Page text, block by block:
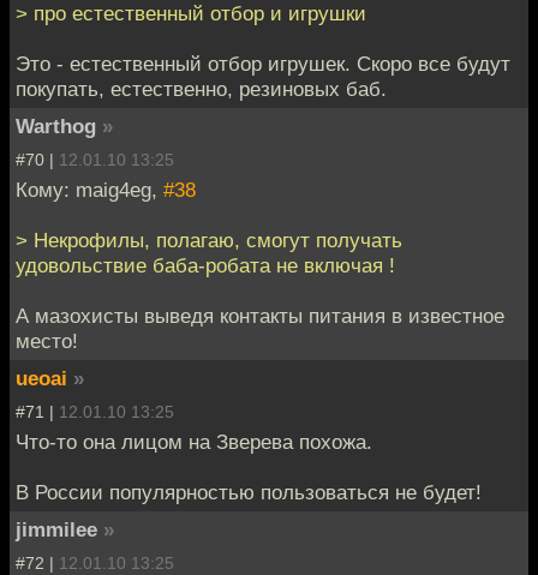
> про естественный отбор и игрушки
Это - естественный отбор игрушек. Скоро все будут
покупать, естественно, резиновых баб.
Warthog »
#70 | 12.01.10 13:25
Кому: maig4eg, #38
> Некрофилы, полагаю, смогут получать
удовольствие баба-робата не включая !
А мазохисты выведя контакты питания в известное
место!
ueoai »
#71 | 12.01.10 13:25
Что-то она лицом на Зверева похожа.
В России популярностью пользоваться не будет!
jimmilee »
#72 | 12.01.10 13:25